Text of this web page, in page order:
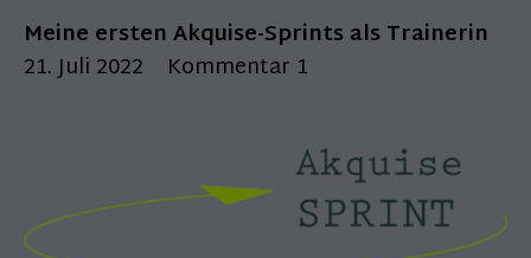
Meine ersten Akquise-Sprints als Trainerin
21. Juli 2022
Kommentar 1